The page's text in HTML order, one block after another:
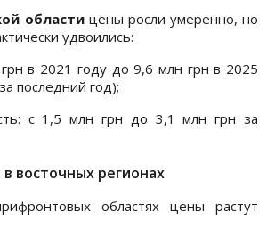
областицены росли умеренно, но
удвоились:
в 2021 году до 9,6 млн грн в 2025
последний год);
с 1,5 млн грн до 3,1 млн грн за
восточных регионах
областях цены растут